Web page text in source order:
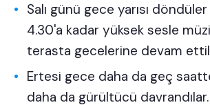
Salı günü gece yarısı
4.30'a kadar yüksek sesle
terasta gecelerine devam
Ertesi gece daha da geç
daha da gürültücü davrandılar.